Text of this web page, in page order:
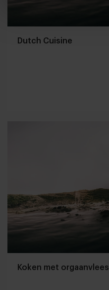
Dutch Cuisine
Koken met orgaanvlees